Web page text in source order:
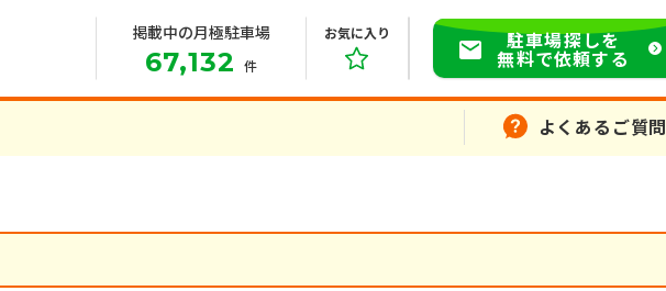
掲載中の月極駐車場
67,132 件
お気に入り 駐車場探しを
無料で依頼する
よくあるご質問